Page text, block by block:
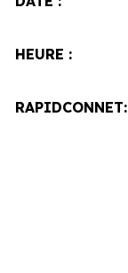
HEURE :
RAPIDCONNET: